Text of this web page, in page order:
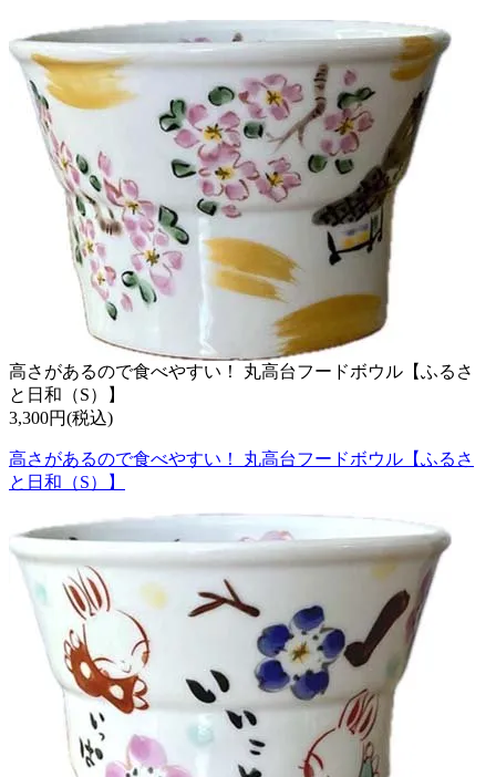
高さがあるので食べやすい！ 丸高台フードボウル【ふるさ
と日和（S）】
3,300円(税込)
高さがあるので食べやすい！ 丸高台フードボウル【ふるさ
と日和（S）】